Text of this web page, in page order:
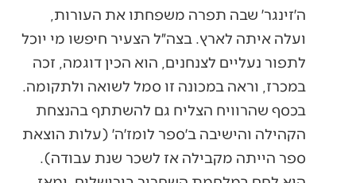
ה׳זינגר׳ שבה תפרה משפחתו את העורות,
ועלה איתה לארץ. בצה״ל הצעיר חיפשו מי יוכל
לתפור נעליים לצנחנים, הוא הכין דוגמה, זכה
במכרז, וראה במכונה זו סמל לשואה ולתקומה.
בכסף שהרוויח הצליח גם להשתתף בהנצחת
הקהילה והישיבה ב׳ספר לומז׳ה׳ (עלות הוצאת
ספר הייתה מקבילה אז לשכר שנת עבודה).